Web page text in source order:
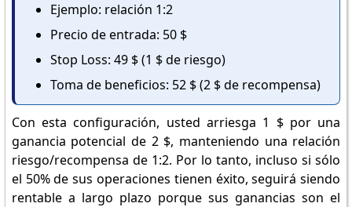
Ejemplo: relación 1:2
Precio de entrada: 50 $
Stop Loss: 49 $ (1 $ de riesgo)
Toma de beneficios: 52 $ (2 $ de recompensa)
Con esta configuración, usted arriesga 1 $ por una
ganancia potencial de 2 $, manteniendo una relación
riesgo/recompensa de 1:2. Por lo tanto, incluso si sólo
el 50% de sus operaciones tienen éxito, seguirá siendo
rentable a largo plazo porque sus ganancias son el